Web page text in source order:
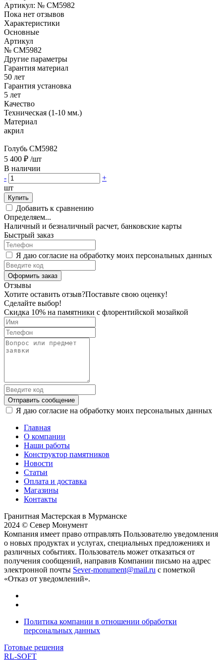
Артикул: № CM5982
Пока нет отзывов
Характеристики
Основные
Артикул
№ CM5982
Другие параметры
Гарантия материал
50 лет
Гарантия установка
5 лет
Качество
Техническая (1-10 мм.)
Материал
акрил
Голубь CM5982
5 400 ₽ /шт
В наличии
-
+
шт
Купить
Добавить к сравнению
Определяем...
Наличный и безналичный расчет, банковские карты
Быстрый заказ
Я даю согласие на обработку моих персональных данных
Оформить заказ
Отзывы
Хотите оставить отзыв?Поставьте свою оценку!
Сделайте выбор!
Скидка 10% на памятники с флорентийской мозайкой
Отправить сообщение
Я даю согласие на обработку моих персональных данных
Главная
О компании
Наши работы
Конструктор памятников
Новости
Статьи
Оплата и доставка
Магазины
Контакты
Гранитная Мастерская в Мурманске
2024 © Север Монумент
Компания имеет право отправлять Пользователю уведомления
о новых продуктах и услугах, специальных предложениях и
различных событиях. Пользователь может отказаться от
получения сообщений, направив Компании письмо на адрес
электронной почты Sever-monument@mail.ru с пометкой
«Отказ от уведомлений».
Политика компании в отношении обработки
персональных данных
Готовые решения
RL-SOFT